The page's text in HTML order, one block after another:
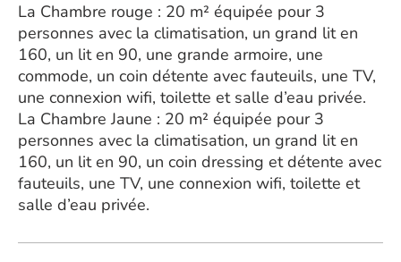
La Chambre rouge : 20 m² équipée pour 3
personnes avec la climatisation, un grand lit en
160, un lit en 90, une grande armoire, une
commode, un coin détente avec fauteuils, une TV,
une connexion wifi, toilette et salle d’eau privée.
La Chambre Jaune : 20 m² équipée pour 3
personnes avec la climatisation, un grand lit en
160, un lit en 90, un coin dressing et détente avec
fauteuils, une TV, une connexion wifi, toilette et
salle d’eau privée.